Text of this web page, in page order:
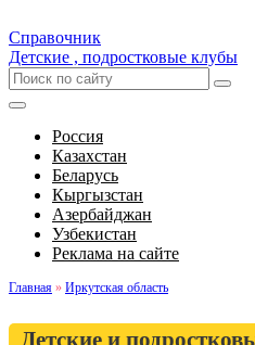
Справочник
Детские , подростковые клубы
Россия
Казахстан
Беларусь
Кыргызстан
Азербайджан
Узбекистан
Реклама на сайте
Главная » Иркутская область
Детские и